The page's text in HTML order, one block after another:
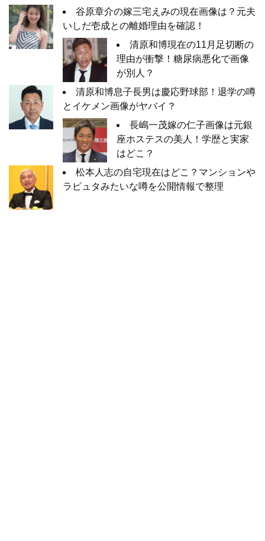
谷原章介の嫁三宅えみの現在画像は？元夫
いしだ壱成との離婚理由を確認！
清原和博現在の11月足切断の
理由が衝撃！糖尿病悪化で画像
が別人？
清原和博息子長男は慶応野球部！退学の噂
とイケメン画像がヤバイ？
長嶋一茂嫁の仁子画像は元銀
座ホステスの美人！学歴と実家
はどこ？
松本人志の自宅現在はどこ？マンションや
ラピュタみたいな噂を公開情報で整理